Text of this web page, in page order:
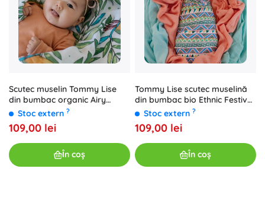
Scutec muselin Tommy Lise
din bumbac organic Airy
Grace 120 x 120 cm
Stoc extern ?
109,00 lei
În coș
Tommy Lise scutec muselină
din bumbac bio Ethnic Festive
120 × 120 cm
Stoc extern ?
109,00 lei
În coș